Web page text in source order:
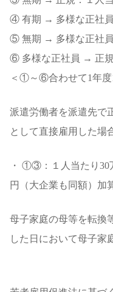
④ 有期 → 多様な正社員
⑤ 無期 → 多様な正社員
⑥ 多様な正社員 → 正規
＜①～⑥合わせて1年度
派遣労働者を派遣先で
として直接雇用した場
・ ①③：１人当たり
円（大企業も同額）加
母子家庭の母等を転換
した日において母子家